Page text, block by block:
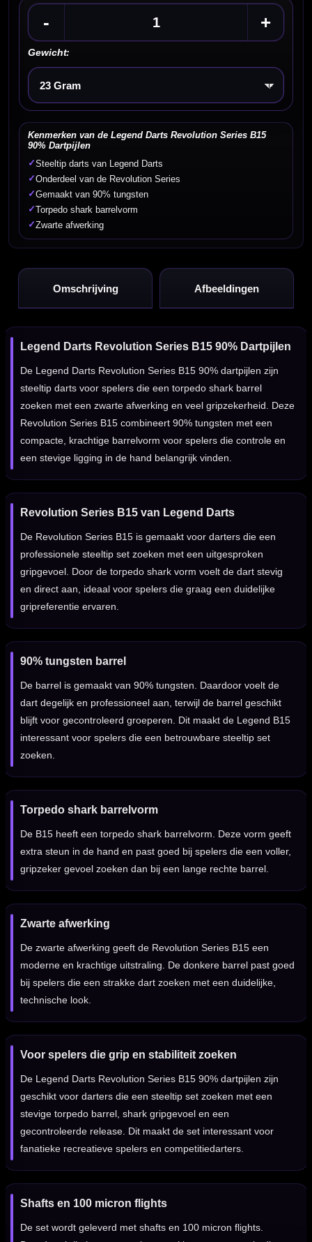
- +
Gewicht:
Kies een optie
Kenmerken van de Legend Darts Revolution Series B15
90% Dartpijlen
✓Steeltip darts van Legend Darts
✓Onderdeel van de Revolution Series
✓Gemaakt van 90% tungsten
✓ Torpedo shark barrelvorm
✓Zwarte afwerking
Omschrijving Afbeeldingen
Legend Darts Revolution Series B15 90% Dartpijlen
De Legend Darts Revolution Series B15 90% dartpijlen zijn
steeltip darts voor spelers die een torpedo shark barrel
zoeken met een zwarte afwerking en veel gripzekerheid. Deze
Revolution Series B15 combineert 90% tungsten met een
compacte, krachtige barrelvorm voor spelers die controle en
een stevige ligging in de hand belangrijk vinden.
Revolution Series B15 van Legend Darts
De Revolution Series B15 is gemaakt voor darters die een
professionele steeltip set zoeken met een uitgesproken
gripgevoel. Door de torpedo shark vorm voelt de dart stevig
en direct aan, ideaal voor spelers die graag een duidelijke
gripreferentie ervaren.
90% tungsten barrel
De barrel is gemaakt van 90% tungsten. Daardoor voelt de
dart degelijk en professioneel aan, terwijl de barrel geschikt
blijft voor gecontroleerd groeperen. Dit maakt de Legend B15
interessant voor spelers die een betrouwbare steeltip set
zoeken.
Torpedo shark barrelvorm
De B15 heeft een torpedo shark barrelvorm. Deze vorm geeft
extra steun in de hand en past goed bij spelers die een voller,
gripzeker gevoel zoeken dan bij een lange rechte barrel.
Zwarte afwerking
De zwarte afwerking geeft de Revolution Series B15 een
moderne en krachtige uitstraling. De donkere barrel past goed
bij spelers die een strakke dart zoeken met een duidelijke,
technische look.
Voor spelers die grip en stabiliteit zoeken
De Legend Darts Revolution Series B15 90% dartpijlen zijn
geschikt voor darters die een steeltip set zoeken met een
stevige torpedo barrel, shark gripgevoel en een
gecontroleerde release. Dit maakt de set interessant voor
fanatieke recreatieve spelers en competitiedarters.
Shafts en 100 micron flights
De set wordt geleverd met shafts en 100 micron flights.